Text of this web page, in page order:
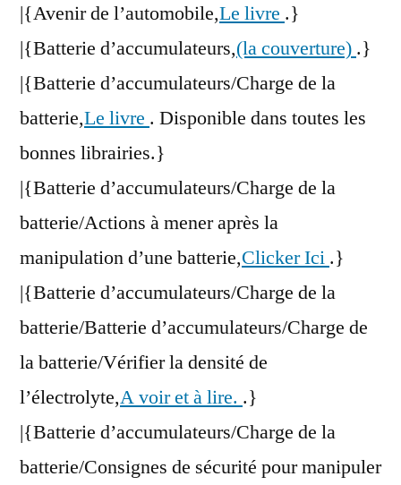
|{Avenir de l’automobile,Le livre .}
|{Batterie d’accumulateurs,(la couverture) .}
|{Batterie d’accumulateurs/Charge de la
batterie,Le livre . Disponible dans toutes les
bonnes librairies.}
|{Batterie d’accumulateurs/Charge de la
batterie/Actions à mener après la
manipulation d’une batterie,Clicker Ici .}
|{Batterie d’accumulateurs/Charge de la
batterie/Batterie d’accumulateurs/Charge de
la batterie/Vérifier la densité de
l’électrolyte,A voir et à lire. .}
|{Batterie d’accumulateurs/Charge de la
batterie/Consignes de sécurité pour manipuler